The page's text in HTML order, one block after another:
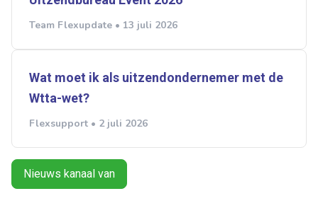
Team Flexupdate • 13 juli 2026
Wat moet ik als uitzendondernemer met de
Wtta-wet?
Flexsupport • 2 juli 2026
Nieuws kanaal van